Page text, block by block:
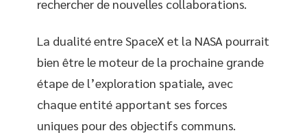
rechercher de nouvelles collaborations.
La dualité entre SpaceX et la NASA pourrait
bien être le moteur de la prochaine grande
étape de l’exploration spatiale, avec
chaque entité apportant ses forces
uniques pour des objectifs communs.